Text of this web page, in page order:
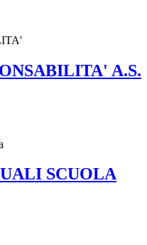
A.S.
SCUOLA